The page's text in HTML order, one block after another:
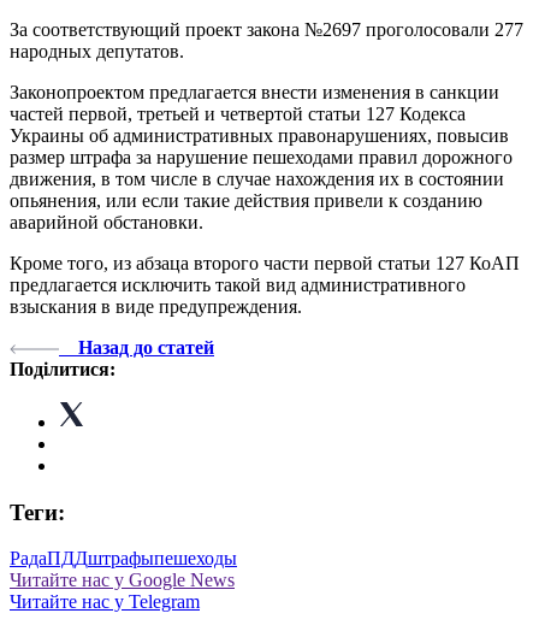
За соответствующий проект закона №2697 проголосовали 277
народных депутатов.
Законопроектом предлагается внести изменения в санкции
частей первой, третьей и четвертой статьи 127 Кодекса
Украины об административных правонарушениях, повысив
размер штрафа за нарушение пешеходами правил дорожного
движения, в том числе в случае нахождения их в состоянии
опьянения, или если такие действия привели к созданию
аварийной обстановки.
Кроме того, из абзаца второго части первой статьи 127 КоАП
предлагается исключить такой вид административного
взыскания в виде предупреждения.
Назад до статей
Поділитися:
Теги:
РадаПДДштрафыпешеходы
Читайте нас у Google News
Читайте нас у Telegram